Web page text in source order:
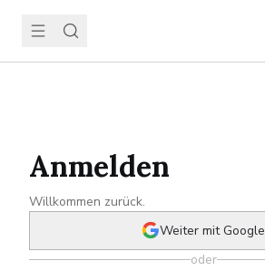
Anmelden
Willkommen zurück.
Weiter mit Google
oder